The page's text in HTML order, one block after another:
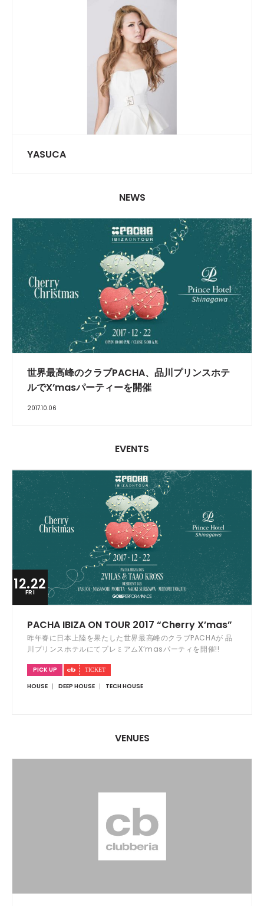
YASUCA
NEWS
世界最高峰のクラブPACHA、品川プリンスホテ
ルでX’masパーティーを開催
2017.10.06
EVENTS
12.22
FRI
PACHA IBIZA ON TOUR 2017 “Cherry X’mas”
昨年春に日本上陸を果たした世界最高峰のクラブPACHAが 品
川プリンスホテルにてプレミアムX’masパーティを開催!!
PICK UP
HOUSE
DEEP HOUSE TECH HOUSE
VENUES